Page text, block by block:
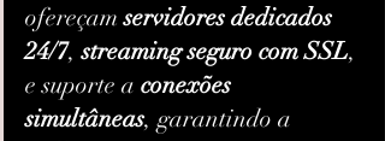
ofereçam servidores dedicados
24/7, streaming seguro com SSL,
e suporte a conexões
simultâneas, garantindo a